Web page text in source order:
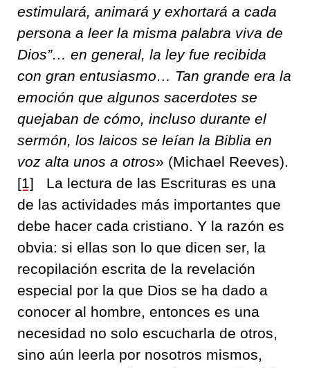
estimulará, animará y exhortará a cada
persona a leer la misma palabra viva de
Dios”… en general, la ley fue recibida
con gran entusiasmo… Tan grande era la
emoción que algunos sacerdotes se
quejaban de cómo, incluso durante el
sermón, los laicos se leían la Biblia en
voz alta unos a otros» (Michael Reeves).
[1] La lectura de las Escrituras es una
de las actividades más importantes que
debe hacer cada cristiano. Y la razón es
obvia: si ellas son lo que dicen ser, la
recopilación escrita de la revelación
especial por la que Dios se ha dado a
conocer al hombre, entonces es una
necesidad no solo escucharla de otros,
sino aún leerla por nosotros mismos,